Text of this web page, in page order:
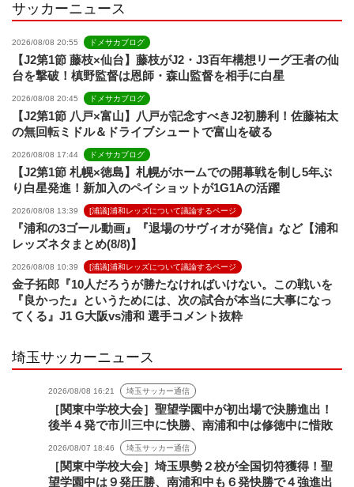
サッカーニュース
2026/08/08 20:55 ドメサカブログ
【J2第1節 藤枝×仙台】藤枝がJ2・J3百年構想リーグ王者の仙
台を撃破！槙野監督は恩師・森山監督を相手に白星
2026/08/08 20:45 ドメサカブログ
【J2第1節 八戸×富山】八戸が記念すべきJ2初勝利！佐藤祐太
の無回転ミドル＆ドライブシュートで富山を破る
2026/08/08 17:44 ドメサカブログ
【J2第1節 札幌×徳島】札幌がホームでの開幕戦を制し5年ぶ
り白星発進！新加入のペイショットが1G1Aの活躍
2026/08/08 13:39 [浦議]浦和レッズについて議論するページ
『浦和の3ゴール動画』『退場のサヴィオが発信』など【浦和
レッズネタまとめ(8/8)】
2026/08/08 10:39 [浦議]浦和レッズについて議論するページ
金子拓郎『10人だろうが勝たなければいけない。この戦いを
『良かった』というためには、次の試合が本当に大事になっ
てくる』J1 G大阪vs浦和 選手コメント抜粋
埼玉サッカーニュース
2026/08/08 16:21 埼玉サッカー通信
［関東中学校大会］聖望学園中が初出場で決勝進出！
後半４発で市川三中に快勝、南浦和中は修徳中に惜敗
2026/08/07 18:46 埼玉サッカー通信
［関東中学校大会］埼玉県勢２校が全国切符獲得！聖
望学園中は９発圧勝、南浦和中も６発快勝で４強進出